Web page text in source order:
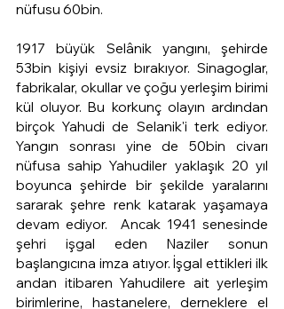
nüfusu 60bin.
1917 büyük Selânik yangını, şehirde
53bin kişiyi evsiz bırakıyor. Sinagoglar,
fabrikalar, okullar ve çoğu yerleşim birimi
kül oluyor. Bu korkunç olayın ardından
birçok Yahudi de Selanik'i terk ediyor.
Yangın sonrası yine de 50bin civarı
nüfusa sahip Yahudiler yaklaşık 20 yıl
boyunca şehirde bir şekilde yaralarını
sararak şehre renk katarak yaşamaya
devam ediyor.  Ancak 1941 senesinde
şehri işgal eden Naziler sonun
başlangıcına imza atıyor. İşgal ettikleri ilk
andan itibaren Yahudilere ait yerleşim
birimlerine, hastanelere, derneklere el